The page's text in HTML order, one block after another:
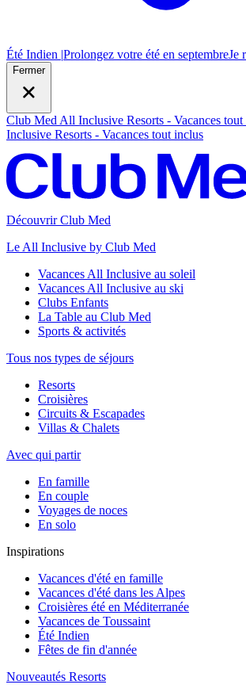
Été Indien |Prolongez votre été en septembreJe
Fermer
Club Med All Inclusive Resorts - Vacances tout
Inclusive Resorts - Vacances tout inclus
Découvrir Club Med
Le All Inclusive by Club Med
Vacances All Inclusive au soleil
Vacances All Inclusive au ski
Clubs Enfants
La Table au Club Med
Sports & activités
Tous nos types de séjours
Resorts
Croisières
Circuits & Escapades
Villas & Chalets
Avec qui partir
En famille
En couple
Voyages de noces
En solo
Inspirations
Vacances d'été en famille
Vacances d'été dans les Alpes
Croisières été en Méditerranée
Vacances de Toussaint
Été Indien
Fêtes de fin d'année
Nouveautés Resorts